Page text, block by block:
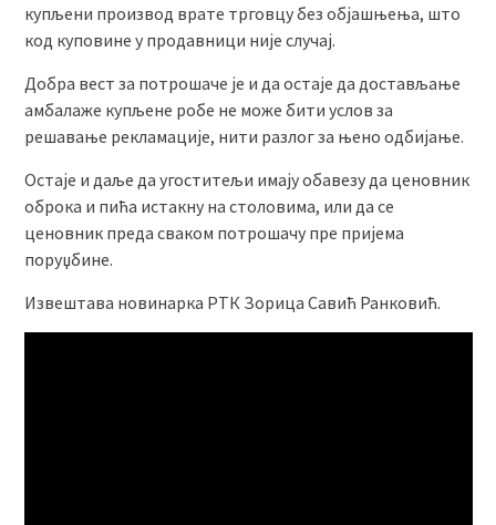
купљени производ врате трговцу без објашњења, што
код куповине у продавници није случај.
Добра вест за потрошаче је и да остаје да достављање
амбалаже купљене робе не може бити услов за
решавање рекламације, нити разлог за њено одбијање.
Остаје и даље да угоститељи имају обавезу да ценовник
оброка и пића истакну на столовима, или да се
ценовник преда сваком потрошачу пре пријема
поруџбине.
Извештава новинарка РТК Зорица Савић Ранковић.